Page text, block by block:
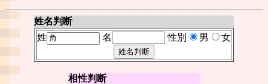
姓名判断
姓
名 性別 男 女
相性判断